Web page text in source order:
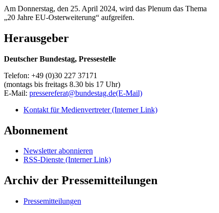
Am Donnerstag, den 25. April 2024, wird das Plenum das Thema
„20 Jahre EU-Osterweiterung“ aufgreifen.
Herausgeber
Deutscher Bundestag, Pressestelle
Telefon: +49 (0)30 227 37171
(montags bis freitags 8.30 bis 17 Uhr)
E-Mail: pressereferat@bundestag.de(E-Mail)
Kontakt für Medienvertreter(Interner Link)
Abonnement
Newsletter abonnieren
RSS-Dienste (Interner Link)
Archiv der Pressemitteilungen
Pressemitteilungen